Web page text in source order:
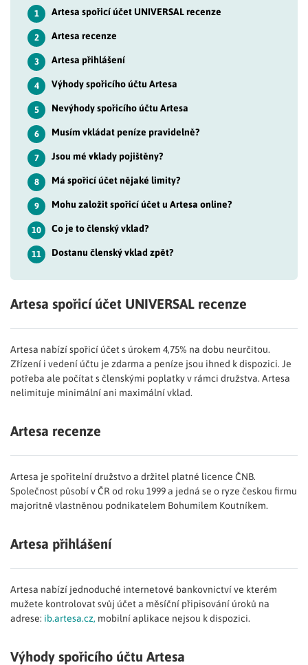
1 Artesa spořicí účet UNIVERSAL recenze
2 Artesa recenze
3 Artesa přihlášení
4 Výhody spořicího účtu Artesa
5 Nevýhody spořicího účtu Artesa
6 Musím vkládat peníze pravidelně?
7 Jsou mé vklady pojištěny?
8 Má spořicí účet nějaké limity?
9 Mohu založit spořicí účet u Artesa online?
10 Co je to členský vklad?
11 Dostanu členský vklad zpět?
Artesa spořicí účet UNIVERSAL recenze
Artesa nabízí spořicí účet s úrokem 4,75% na dobu neurčitou.
Zřízení i vedení účtu je zdarma a peníze jsou ihned k dispozici. Je
potřeba ale počítat s členskými poplatky v rámci družstva. Artesa
nelimituje minimální ani maximální vklad.
Artesa recenze
Artesa je spořitelní družstvo a držitel platné licence ČNB.
Společnost působí v ČR od roku 1999 a jedná se o ryze českou firmu
majoritně vlastněnou podnikatelem Bohumilem Koutníkem.
Artesa přihlášení
Artesa nabízí jednoduché internetové bankovnictví ve kterém
mužete kontrolovat svůj účet a měsíční připisování úroků na
adrese: ib.artesa.cz, mobilní aplikace nejsou k dispozici.
Výhody spořicího účtu Artesa